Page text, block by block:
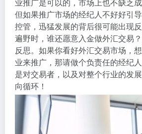
但如果推广市场的经纪人不好好引
控管，迅猛发展的背后很可能出现
遍野时，谁还愿意入金做外汇交易
反思。如果你看好外汇交易市场，
业来推广，那请做个负责任的经纪
是对交易者，以及对整个行业的发
向循环！